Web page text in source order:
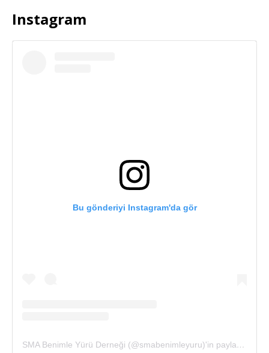
Instagram
Bu gönderiyi Instagram'da gör
SMA Benimle Yürü Derneği (@smabenimleyuru)'in paylaştığı bir gönderi